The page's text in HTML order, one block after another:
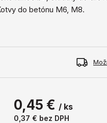
do betónu M6, M8.
0,45 € / ks
0,37 € bez DPH